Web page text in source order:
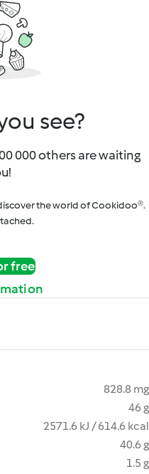
see?
000 others are waiting
the world of Cookidoo®.
free
828.8 mg
46 g
2571.6 kJ / 614.6 kcal
40.6 g
1.5 g